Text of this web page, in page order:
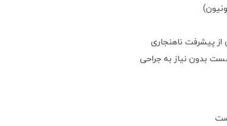
پیشرفت ناهنجاری
بدون نیاز به جراحی